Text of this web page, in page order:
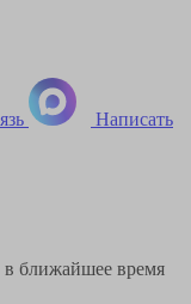
Написать
ближайшее время